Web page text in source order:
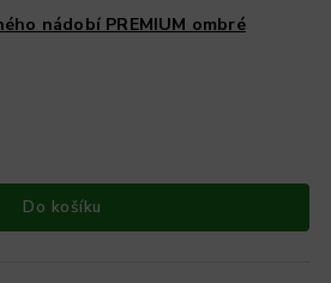
nádobí PREMIUM ombré
Do košíku